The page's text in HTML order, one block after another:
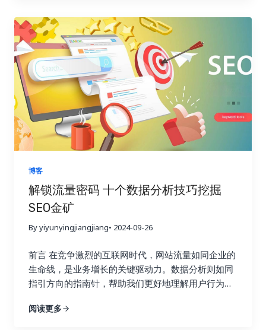
你找到相关的链接机会，并创建更有针对性的内容，
吸引目标受众的关注，并最终获得链接。 3. 内容探
索：打造爆款内容，吸引高质量链接 Ahrefs 的内容
探索功能可以帮助你找到在社交媒体上表现优异的内
容。你可以分析这些内容的主题、格式、推广策略等
等，从中学习如何创作更具吸引力的内容，从而吸引
更多的链接。通过分析热门内容，你可以了解目标受
众感兴趣的话题，并创作更有可能获得链接和分享的
内容，从而提升你的内容营销效果。高质量的内容是
吸引链接的关键，因为它可以为用户提供价值，并鼓
励其他网站链接到你的网站，从而提升你的网站权威
性和排名。好的内容也更容易在社交媒体上被分享，
从而带来更多的曝光率和流量。 三、Semrush：多功
能搜索引擎优化工具，助力链接建设 Semrush 就像
一位多才多艺的助手，可以帮助你进行关键词研究、
引擎优化效果。它不仅可以帮助你分析竞争对手，还
可以帮助你跟踪你的搜索引擎优化进度，并提供可操
作的改进建议，让你在搜索引擎优化的道路上少走弯
存在的问题，并提供解决方案，让你可以更好地优化
增加成本和时间。 其次，市场差异也是一个重要的挑
战。不同国家和地区的文化、消费习惯、法律法规等
都存在差异，需要针对不同的市场制定不同的搜索引
擎优化策略。例如，在某些国家，某些特定产品或服
务的推广可能会受到限制，你需要了解目标市场的相
关法律法规。 再次，竞争激烈也是一个不容忽视的问
题。一些热门的小语种市场竞争非常激烈，需要付出
更多的努力才能获得好的排名。你需要投入更多的时
间和资源，进行更深入的关键词研究和内容优化。 最
后，资源匮乏也是小语种搜索引擎优化面临的一个难
题。相比于英语等主流语言，小语种搜索引擎优化的
要花费更多的时间和精力。你可能需要尝试不同的工
具，并进行比较和筛选。 然而，挑战与机遇并存。随
着全球化的深入发展，小语种市场蕴藏着巨大的潜
搜索引擎优化技巧，就能抢占先机，在蓝海市场中获
得丰厚的回报。想想看，如果你的网站能够在竞争相
对较小的市场中获得领先地位，那将带来多么巨大的
更高的市场份额。 二、小语种搜索引擎优化工具箱：
建一个内容丰富、形式多样、引人入胜的网站内容生
态，最终实现网站流量的持续增长、用户参与度的显
著提升以及商业目标的全面达成。 一、告别内容同质
化：为何内容多样化至关重要？ 想象一下，如果一个
花园里只种植着单一品种的花卉，即使再娇艳欲滴，
也会让人感到单调乏味。同样的道理，如果一个网站
只提供单一的内容形式，即使文字再优美，设计再精
美，用户也会感到枯燥乏味，最终导致网站流量的流
失和用户参与度的下降。 互联网用户是一个极其庞大
且异质性极高的群体，不同的用户拥有不同的背景、
兴趣、需求、学习风格、认知模式和行为习惯。有些
人喜欢深入阅读长篇的专业文章，有些人则更倾向于
观看短小精悍的视频教程；有些人对数据和图表情有
独钟，有些人则更容易被生动的故事和案例所打动；
有些人喜欢积极参与互动，分享自己的观点和经验，
识。内容多样化策略正是为了满足这些不同用户的个
性化需求，提供更具针对性、更 engaging、更富有
吸引力的内容体验，从而提升用户粘性，将偶然的访
长、品牌影响力的提升以及商业目标的全面达成。
博客
解锁流量密码 十个数据分析技巧挖掘
SEO金矿
By yiyunyingjiangjiang• 2024-09-26
前言 在竞争激烈的互联网时代，网站流量如同企业的
生命线，是业务增长的关键驱动力。数据分析则如同
指引方向的指南针，帮助我们更好地理解用户行为，
者面对海量的数据却感到不知所措，如同身处迷雾之
阅读更多